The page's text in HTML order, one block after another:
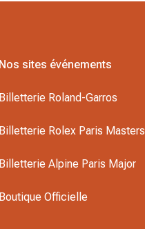
Nos sites événements
Billetterie Roland-Garros
Billetterie Rolex Paris Masters
Billetterie Alpine Paris Major
Boutique Officielle